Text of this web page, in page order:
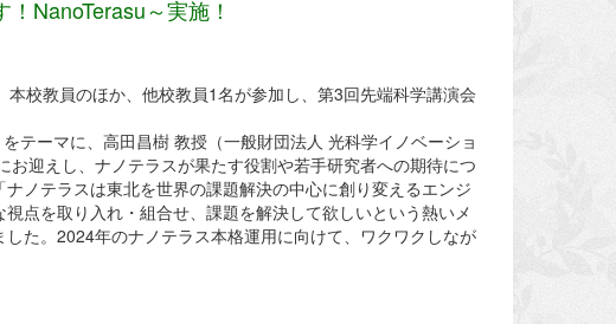
NanoTerasu～実施！
校教員のほか、他校教員1名が参加し、第3回先端科学講演会
テーマに、高田昌樹 教授（一般財団法人 光科学イノベーショ
迎えし、ナノテラスが果たす役割や若手研究者への期待につ
ノテラスは東北を世界の課題解決の中心に創り変えるエンジ
点を取り入れ・組合せ、課題を解決して欲しいという熱いメ
た。2024年のナノテラス本格運用に向けて、ワクワクしなが